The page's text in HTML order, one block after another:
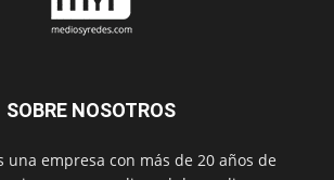
SOBRE NOSOTROS
una empresa con más de 20 años de